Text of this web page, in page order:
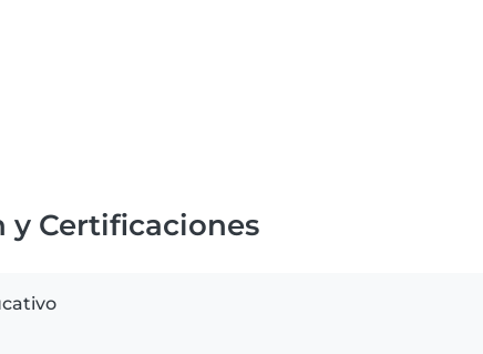
y Certificaciones